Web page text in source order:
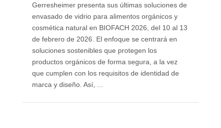
Gerresheimer presenta sus últimas soluciones de
envasado de vidrio para alimentos orgánicos y
cosmética natural en BIOFACH 2026, del 10 al 13
de febrero de 2026. El enfoque se centrará en
soluciones sostenibles que protegen los
productos orgánicos de forma segura, a la vez
que cumplen con los requisitos de identidad de
marca y diseño. Así, ...